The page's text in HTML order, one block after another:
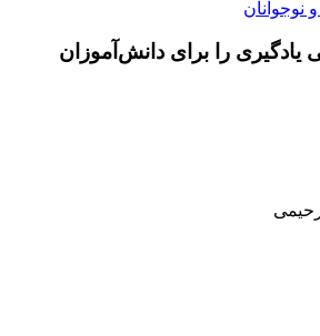
نوجوانان
یادگیری را برای دانش‌آموزان